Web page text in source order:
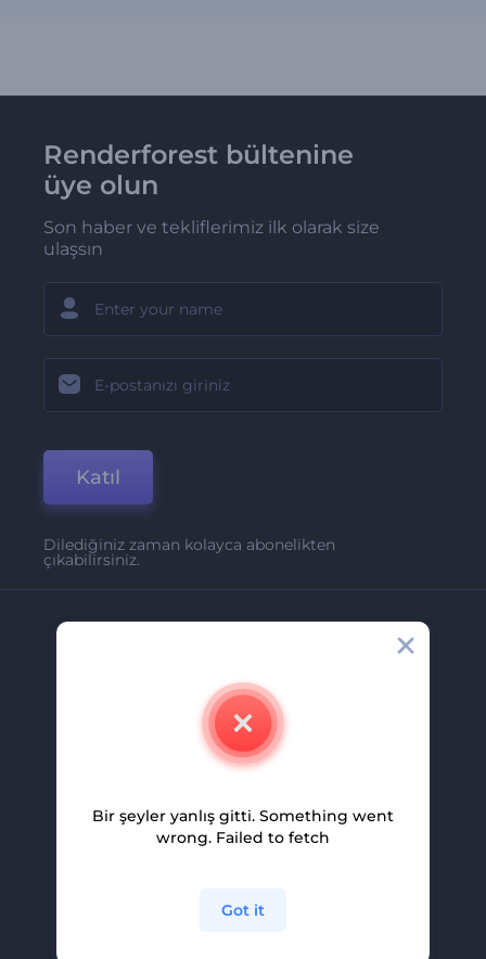
Renderforest bültenine
üye olun
Son haber ve tekliflerimiz ilk olarak size
ulaşsın
Katıl
Dilediğiniz zaman kolayca abonelikten
çıkabilirsiniz.
İletişim
Kariyer
Ortaklık Programı
Bir şeyler yanlış gitti. Something went
wrong. Failed to fetch
Got it